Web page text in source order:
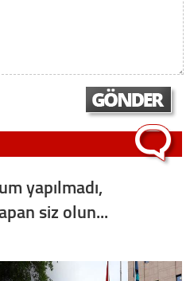
yapılmadı,
siz olun...